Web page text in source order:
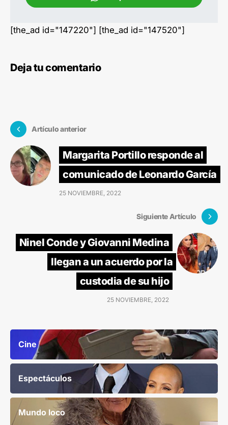
[the_ad id="147220"] [the_ad id="147520"]
Deja tu comentario
Artículo anterior
Margarita Portillo responde al
comunicado de Leonardo García
25 NOVIEMBRE, 2022
Siguiente Artículo
Ninel Conde y Giovanni Medina
llegan a un acuerdo por la
custodia de su hijo
25 NOVIEMBRE, 2022
Cine
Espectáculos
Mundo loco